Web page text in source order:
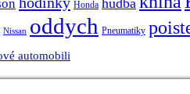
Honda
Nissan oddych Pneumatiky
automobili